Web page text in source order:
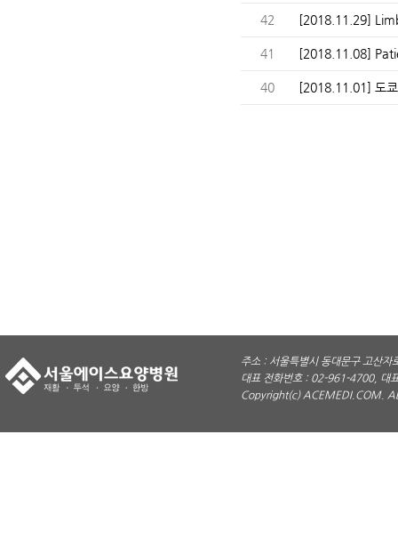
42 [2018.11.29]
41 [2018.11.08]
40 [2018.11.01] 도
주소 : 서울특별시 동대문구 고산
대표 전화번호 : 02-961-4700, 대
Copyright(c) ACEMEDI.COM.